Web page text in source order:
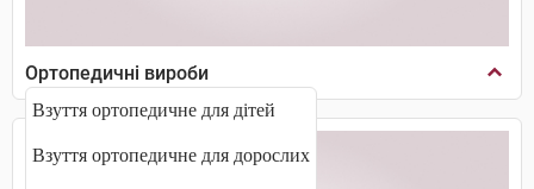
Ортопедичні вироби
Взуття ортопедичне для дітей
Взуття ортопедичне для дорослих